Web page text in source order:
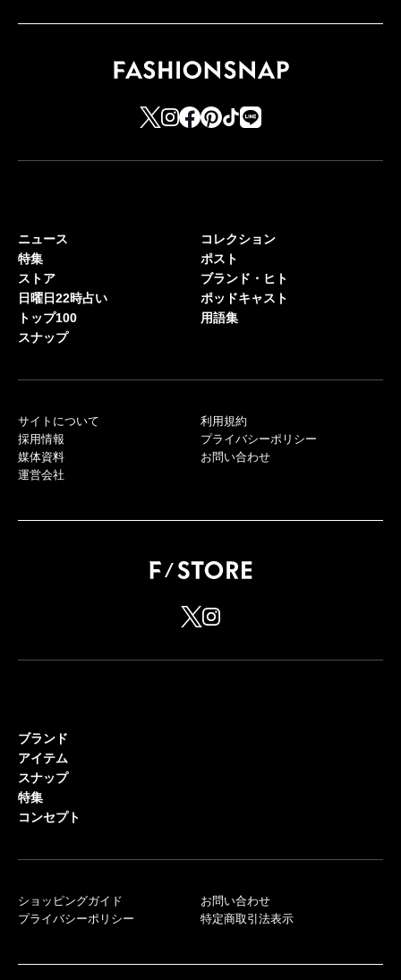
ニュース
特集
ストア
日曜日22時占い
トップ100
スナップ
コレクション
ポスト
ブランド・ヒト
ポッドキャスト
用語集
サイトについて
採用情報
媒体資料
運営会社
利用規約
プライバシーポリシー
お問い合わせ
ブランド
アイテム
スナップ
特集
コンセプト
ショッピングガイド
プライバシーポリシー
お問い合わせ
特定商取引法表示